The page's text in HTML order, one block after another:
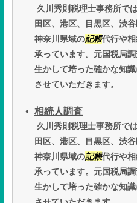
久川秀則税理士事務所で
田区、港区、目黒区、渋
神奈川県域の記帳代行や
承っています。元国税局
生かして培った確かな知
させていただきます。
相続人調査
久川秀則税理士事務所で
田区、港区、目黒区、渋
神奈川県域の記帳代行や
承っています。元国税局
生かして培った確かな知